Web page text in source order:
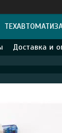
Доставка и